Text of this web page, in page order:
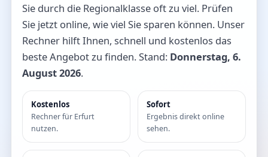
Sie durch die Regionalklasse oft zu viel. Prüfen
Sie jetzt online, wie viel Sie sparen können. Unser
Rechner hilft Ihnen, schnell und kostenlos das
beste Angebot zu finden. Stand: Donnerstag, 6.
August 2026.
Kostenlos
Rechner für Erfurt
nutzen.
Sofort
Ergebnis direkt online
sehen.